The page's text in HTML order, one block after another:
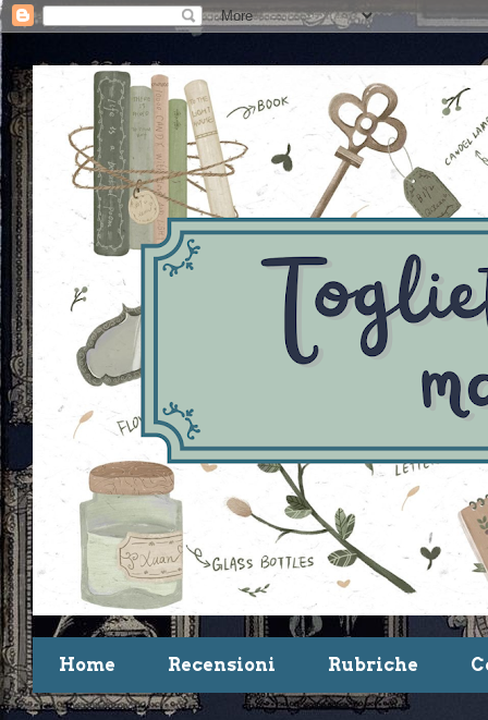
Home Recensioni Rubriche